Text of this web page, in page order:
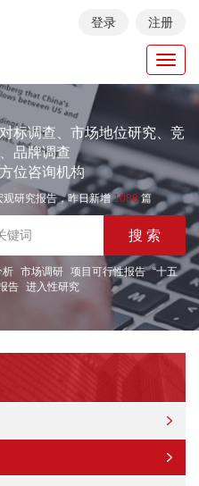
登录 注册
标调查、市场地位研究、竞
品牌调查
位咨询机构
观研究报告，昨日新增1088篇
析 市场调研 项目可行性报告 “十五
告 进入性研究